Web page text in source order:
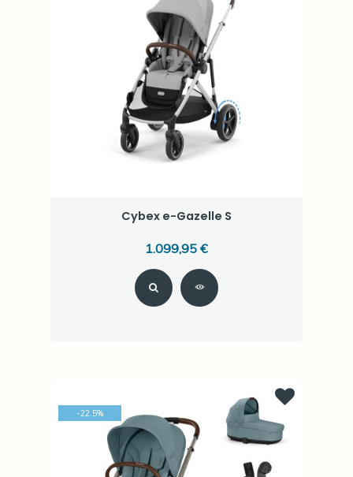
Cybex e-Gazelle S
1.099,95 €
-22.5%